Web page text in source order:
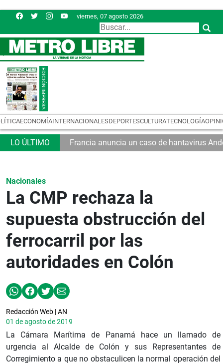
viernes, 07 agosto 2026
ECONOMÍAINTERNACIONALESDEPORTESCULTURATECNOLOGÍA
Francia anuncia un caso de hantavirus
Nacionales
La CMP rechaza la
supuesta obstrucción del
ferrocarril por las
autoridades en Colón
Redacción Web | AN
01 de agosto de 2019
La Cámara Marítima de Panamá hace un llamado de
urgencia al Alcalde de Colón y sus Representantes de
Corregimiento a que no obstaculicen la normal operación del